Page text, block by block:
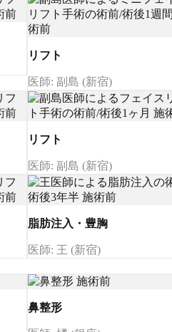
リフト
医師: 副島 (新宿)
リフト
医師: 副島 (新宿)
脂肪注入・豊胸
医師: 王 (新宿)
鼻整形